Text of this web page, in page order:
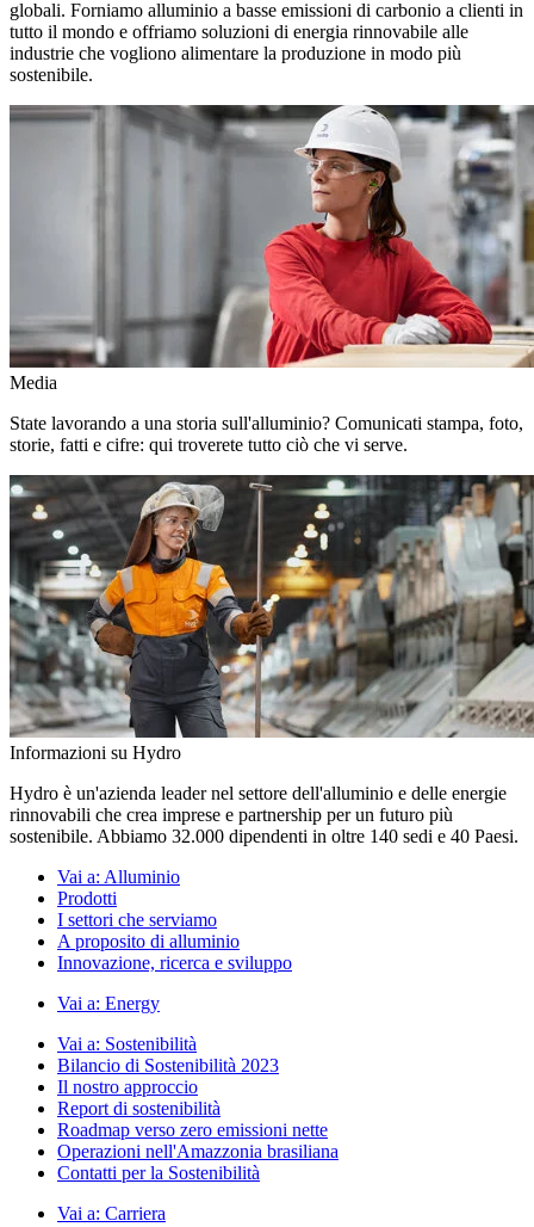
globali. Forniamo alluminio a basse emissioni di carbonio a clienti in
tutto il mondo e offriamo soluzioni di energia rinnovabile alle
industrie che vogliono alimentare la produzione in modo più
sostenibile.
Media
State lavorando a una storia sull'alluminio? Comunicati stampa, foto,
storie, fatti e cifre: qui troverete tutto ciò che vi serve.
Informazioni su Hydro
Hydro è un'azienda leader nel settore dell'alluminio e delle energie
rinnovabili che crea imprese e partnership per un futuro più
sostenibile. Abbiamo 32.000 dipendenti in oltre 140 sedi e 40 Paesi.
Vai a: Alluminio
Prodotti
I settori che serviamo
A proposito di alluminio
Innovazione, ricerca e sviluppo
Vai a: Energy
Vai a: Sostenibilità
Bilancio di Sostenibilità 2023
Il nostro approccio
Report di sostenibilità
Roadmap verso zero emissioni nette
Operazioni nell'Amazzonia brasiliana
Contatti per la Sostenibilità
Vai a: Carriera